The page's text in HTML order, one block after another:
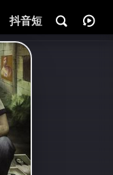
抖音短剧 即将热映